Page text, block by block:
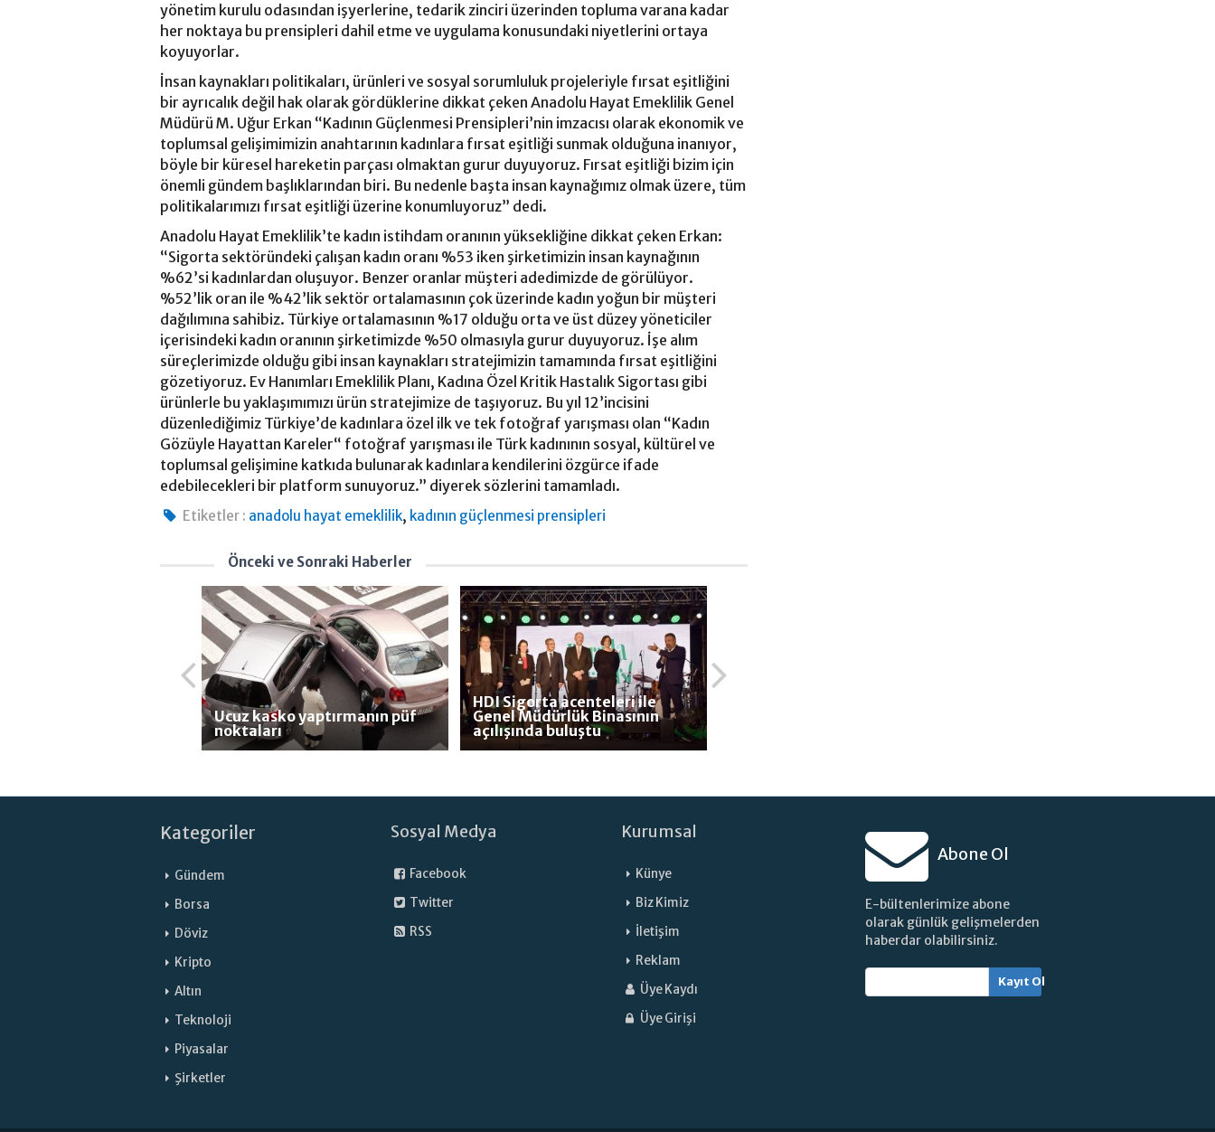
yönetim kurulu odasından işyerlerine, tedarik zinciri üzerinden topluma varana kadar
her noktaya bu prensipleri dahil etme ve uygulama konusundaki niyetlerini ortaya
koyuyorlar.
İnsan kaynakları politikaları, ürünleri ve sosyal sorumluluk projeleriyle fırsat eşitliğini
bir ayrıcalık değil hak olarak gördüklerine dikkat çeken Anadolu Hayat Emeklilik Genel
Müdürü M. Uğur Erkan “Kadının Güçlenmesi Prensipleri’nin imzacısı olarak ekonomik ve
toplumsal gelişimimizin anahtarının kadınlara fırsat eşitliği sunmak olduğuna inanıyor,
böyle bir küresel hareketin parçası olmaktan gurur duyuyoruz. Fırsat eşitliği bizim için
önemli gündem başlıklarından biri. Bu nedenle başta insan kaynağımız olmak üzere, tüm
politikalarımızı fırsat eşitliği üzerine konumluyoruz” dedi.
Anadolu Hayat Emeklilik’te kadın istihdam oranının yüksekliğine dikkat çeken Erkan:
“Sigorta sektöründeki çalışan kadın oranı %53 iken şirketimizin insan kaynağının
%62’si kadınlardan oluşuyor. Benzer oranlar müşteri adedimizde de görülüyor.
%52’lik oran ile %42’lik sektör ortalamasının çok üzerinde kadın yoğun bir müşteri
dağılımına sahibiz. Türkiye ortalamasının %17 olduğu orta ve üst düzey yöneticiler
içerisindeki kadın oranının şirketimizde %50 olmasıyla gurur duyuyoruz. İşe alım
süreçlerimizde olduğu gibi insan kaynakları stratejimizin tamamında fırsat eşitliğini
gözetiyoruz. Ev Hanımları Emeklilik Planı, Kadına Özel Kritik Hastalık Sigortası gibi
ürünlerle bu yaklaşımımızı ürün stratejimize de taşıyoruz. Bu yıl 12’incisini
düzenlediğimiz Türkiye’de kadınlara özel ilk ve tek fotoğraf yarışması olan “Kadın
Gözüyle Hayattan Kareler“ fotoğraf yarışması ile Türk kadınının sosyal, kültürel ve
toplumsal gelişimine katkıda bulunarak kadınlara kendilerini özgürce ifade
edebilecekleri bir platform sunuyoruz.” diyerek sözlerini tamamladı.
Etiketler : anadolu hayat emeklilik, kadının güçlenmesi prensipleri
Önceki ve Sonraki Haberler
Ucuz kasko yaptırmanın püf
noktaları
HDI Sigorta acenteleri ile
Genel Müdürlük Binasının
açılışında buluştu
Kategoriler
Gündem
Borsa
Döviz
Kripto
Altın
Teknoloji
Piyasalar
Şirketler
Sosyal Medya
Facebook
Twitter
RSS
Kurumsal
Künye
Biz Kimiz
İletişim
Reklam
Üye Kaydı
Üye Girişi
Abone Ol
E-bültenlerimize abone
olarak günlük gelişmelerden
haberdar olabilirsiniz.
Kayıt Ol